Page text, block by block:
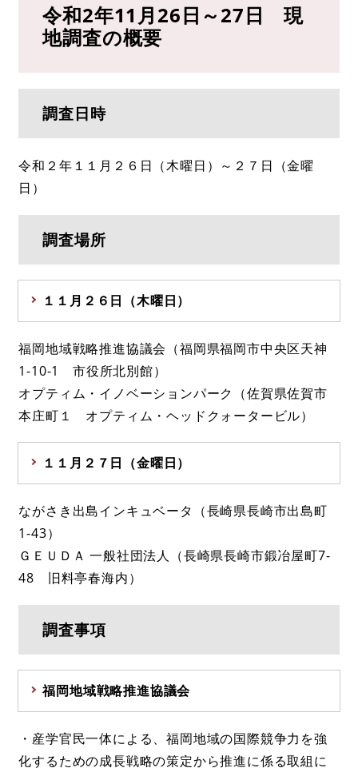
令和2年11月26日～27日 現
地調査の概要
調査日時
令和２年１１月２６日（木曜日）～２７日（金曜
日）
調査場所
１１月２６日（木曜日）
福岡地域戦略推進協議会（福岡県福岡市中央区天神
1-10-1 市役所北別館）
オプティム・イノベーションパーク（佐賀県佐賀市
本庄町１ オプティム・ヘッドクォータービル）
１１月２７日（金曜日）
ながさき出島インキュベータ（長崎県長崎市出島町
1-43）
ＧＥＵＤＡ 一般社団法人（長崎県長崎市鍛冶屋町7-
48 旧料亭春海内）
調査事項
福岡地域戦略推進協議会
・産学官民一体による、福岡地域の国際競争力を強
化するための成長戦略の策定から推進に係る取組に